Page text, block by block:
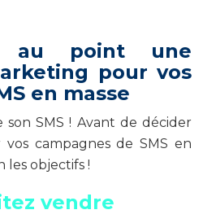
au point une
pour vos
en masse
son SMS ! Avant de décider
campagnes de SMS en
les objectifs !
vendre